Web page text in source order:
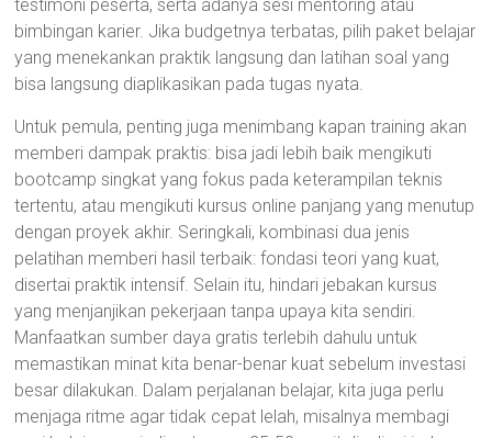
testimoni peserta, serta adanya sesi mentoring atau
bimbingan karier. Jika budgetnya terbatas, pilih paket belajar
yang menekankan praktik langsung dan latihan soal yang
bisa langsung diaplikasikan pada tugas nyata.
Untuk pemula, penting juga menimbang kapan training akan
memberi dampak praktis: bisa jadi lebih baik mengikuti
bootcamp singkat yang fokus pada keterampilan teknis
tertentu, atau mengikuti kursus online panjang yang menutup
dengan proyek akhir. Seringkali, kombinasi dua jenis
pelatihan memberi hasil terbaik: fondasi teori yang kuat,
disertai praktik intensif. Selain itu, hindari jebakan kursus
yang menjanjikan pekerjaan tanpa upaya kita sendiri.
Manfaatkan sumber daya gratis terlebih dahulu untuk
memastikan minat kita benar-benar kuat sebelum investasi
besar dilakukan. Dalam perjalanan belajar, kita juga perlu
menjaga ritme agar tidak cepat lelah, misalnya membagi